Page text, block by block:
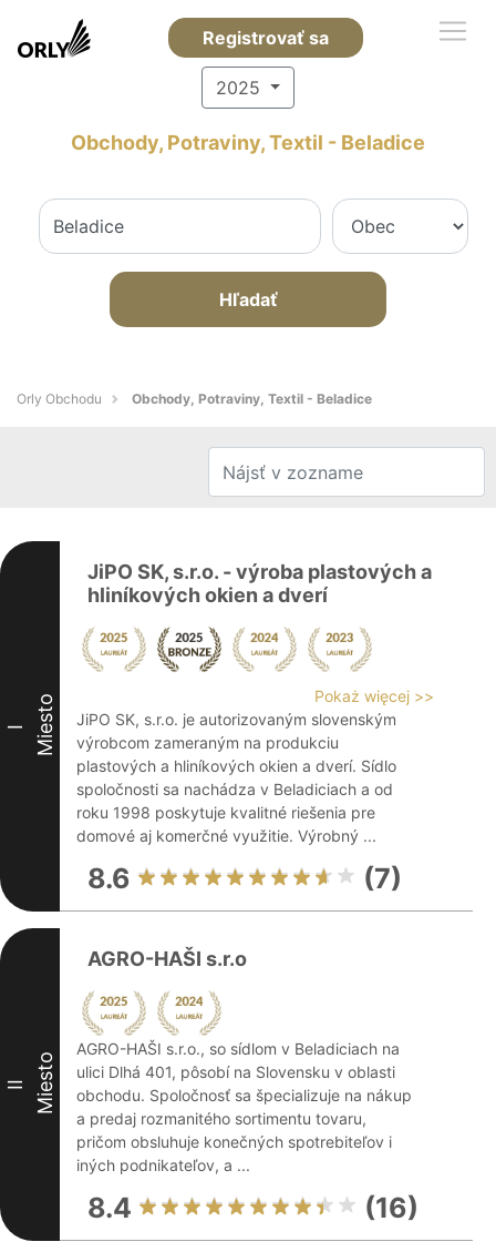
Registrovať sa
2025
Obchody, Potraviny, Textil - Beladice
Hľadať
Orly Obchodu Obchody, Potraviny, Textil - Beladice
I Miesto
JiPO SK, s.r.o. - výroba plastových a
hliníkových okien a dverí
Pokaż więcej >>
JiPO SK, s.r.o. je autorizovaným slovenským
výrobcom zameraným na produkciu
plastových a hliníkových okien a dverí. Sídlo
spoločnosti sa nachádza v Beladiciach a od
roku 1998 poskytuje kvalitné riešenia pre
domové aj komerčné využitie. Výrobný ...
8.6 (7)
II Miesto
AGRO-HAŠI s.r.o
AGRO-HAŠI s.r.o., so sídlom v Beladiciach na
ulici Dlhá 401, pôsobí na Slovensku v oblasti
obchodu. Spoločnosť sa špecializuje na nákup
a predaj rozmanitého sortimentu tovaru,
pričom obsluhuje konečných spotrebiteľov i
iných podnikateľov, a ...
8.4 (16)